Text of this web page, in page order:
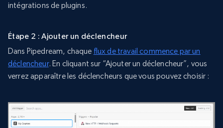
intégrations de plugins.
Étape 2 : Ajouter un déclencheur
Dans Pipedream, chaque flux de travail commence par un
déclencheur. En cliquant sur “Ajouter un déclencheur”, vous
verrez apparaître les déclencheurs que vous pouvez choisir :